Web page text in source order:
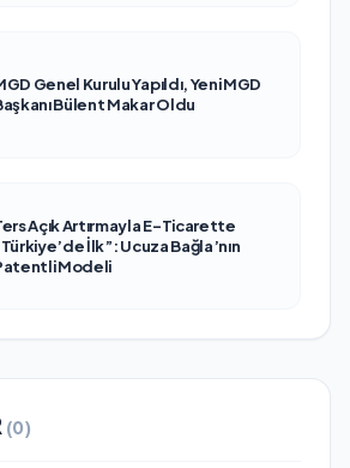
Genel Kurulu Yapıldı, Yeni MGD
Bülent Makar Oldu
Açık Artırmayla E-Ticarette
İlk”: Ucuza Bağla’nın
Modeli
(0)